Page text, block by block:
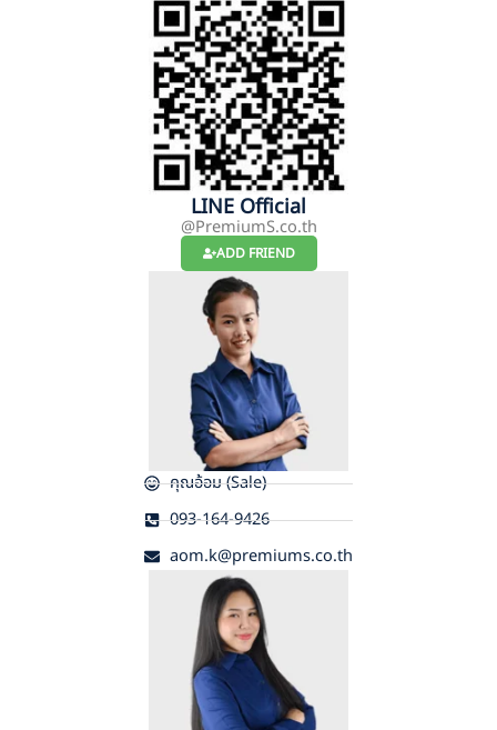
LINE Official
@PremiumS.co.th
ADD FRIEND
คุณอ้อม (Sale)
093-164-9426
aom.k@premiums.co.th